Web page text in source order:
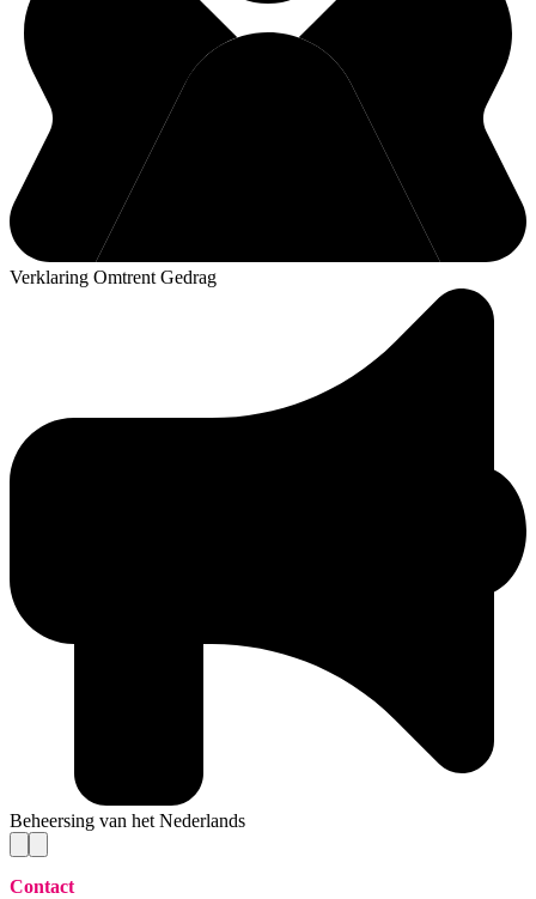
Verklaring Omtrent Gedrag
Beheersing van het Nederlands
Contact